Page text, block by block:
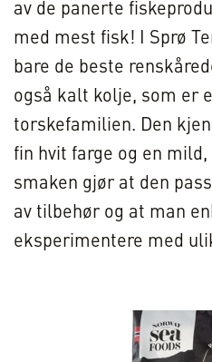
av de panerte
med mest fisk! I Sprø
bare de beste
også kalt kolje, som er
torskefamilien. Den
fin hvit farge og en
smaken gjør at den
av tilbehør og at man
eksperimentere med